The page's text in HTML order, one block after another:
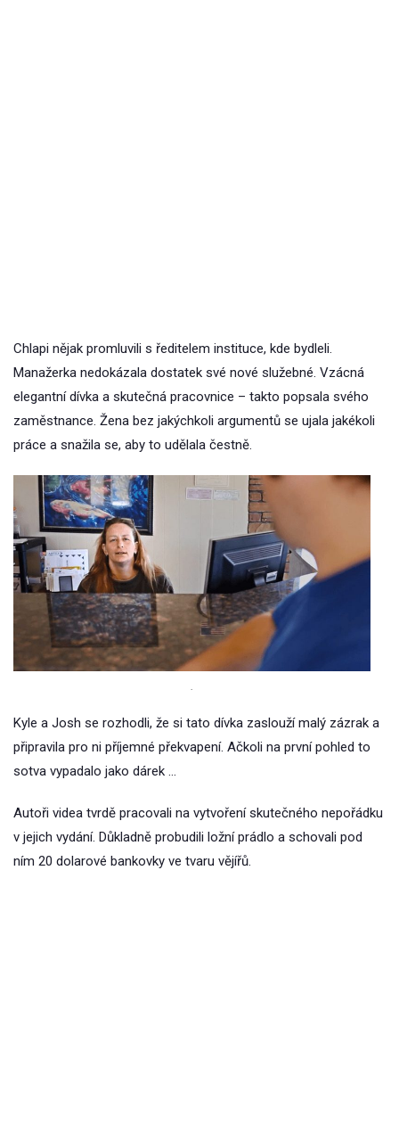
Chlapi nějak promluvili s ředitelem instituce, kde bydleli.
Manažerka nedokázala dostatek své nové služebné. Vzácná
elegantní dívka a skutečná pracovnice – takto popsala svého
zaměstnance. Žena bez jakýchkoli argumentů se ujala jakékoli
práce a snažila se, aby to udělala čestně.
.
Kyle a Josh se rozhodli, že si tato dívka zaslouží malý zázrak a
připravila pro ni příjemné překvapení. Ačkoli na první pohled to
sotva vypadalo jako dárek …
Autoři videa tvrdě pracovali na vytvoření skutečného nepořádku
v jejich vydání. Důkladně probudili ložní prádlo a schovali pod
ním 20 dolarové bankovky ve tvaru vějířů.